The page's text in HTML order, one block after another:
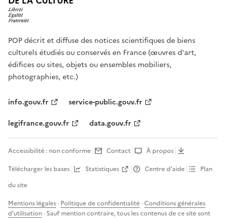
POP décrit et diffuse des notices scientifiques de biens
culturels étudiés ou conservés en France (œuvres d'art,
édifices ou sites, objets ou ensembles mobiliers,
photographies, etc.)
info.gouv.fr
service-public.gouv.fr
legifrance.gouv.fr
data.gouv.fr
Accessibilité : non conforme Contact
À propos
Télécharger les bases
Statistiques Centre d’aide
Plan
du site
Mentions légales · Politique de confidentialité ·Conditions générales
d'utilisation · Sauf mention contraire, tous les contenus de ce site sont